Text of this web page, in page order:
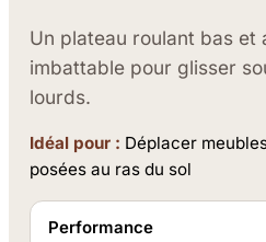
Un plateau roulant bas et
imbattable pour glisser
lourds.
Idéal pour : Déplacer
posées au ras du sol
Performance